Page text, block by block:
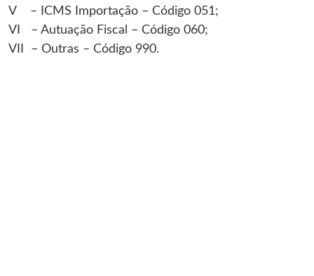
V – ICMS Importação – Código 051;
VI – Autuação Fiscal – Código 060;
VII – Outras – Código 990.